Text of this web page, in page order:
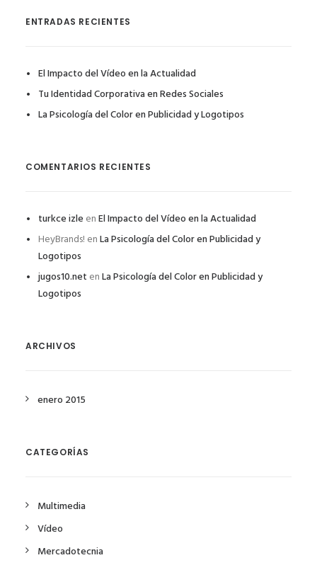
ENTRADAS RECIENTES
El Impacto del Vídeo en la Actualidad
Tu Identidad Corporativa en Redes Sociales
La Psicología del Color en Publicidad y Logotipos
COMENTARIOS RECIENTES
turkce izle enEl Impacto del Vídeo en la Actualidad
HeyBrands! enLa Psicología del Color en Publicidad y
Logotipos
jugos10.net enLa Psicología del Color en Publicidad y
Logotipos
ARCHIVOS
enero 2015
CATEGORÍAS
Multimedia
Vídeo
Mercadotecnia